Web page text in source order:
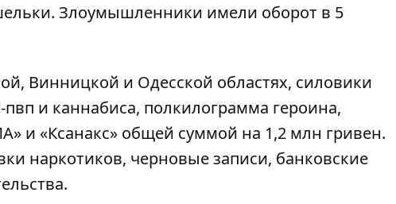
Злоумышленники имели оборот в 5
Винницкой и Одесской областях, силовики
и каннабиса, полкилограмма героина,
и «Ксанакс» общей суммой на 1,2 млн гривен.
наркотиков, черновые записи, банковские